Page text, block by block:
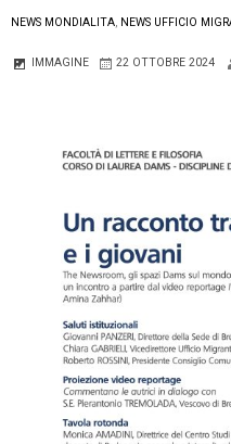
NEWS MONDIALITA, NEWS UFFICIO
IMMAGINE 22 OTTOBRE 2024